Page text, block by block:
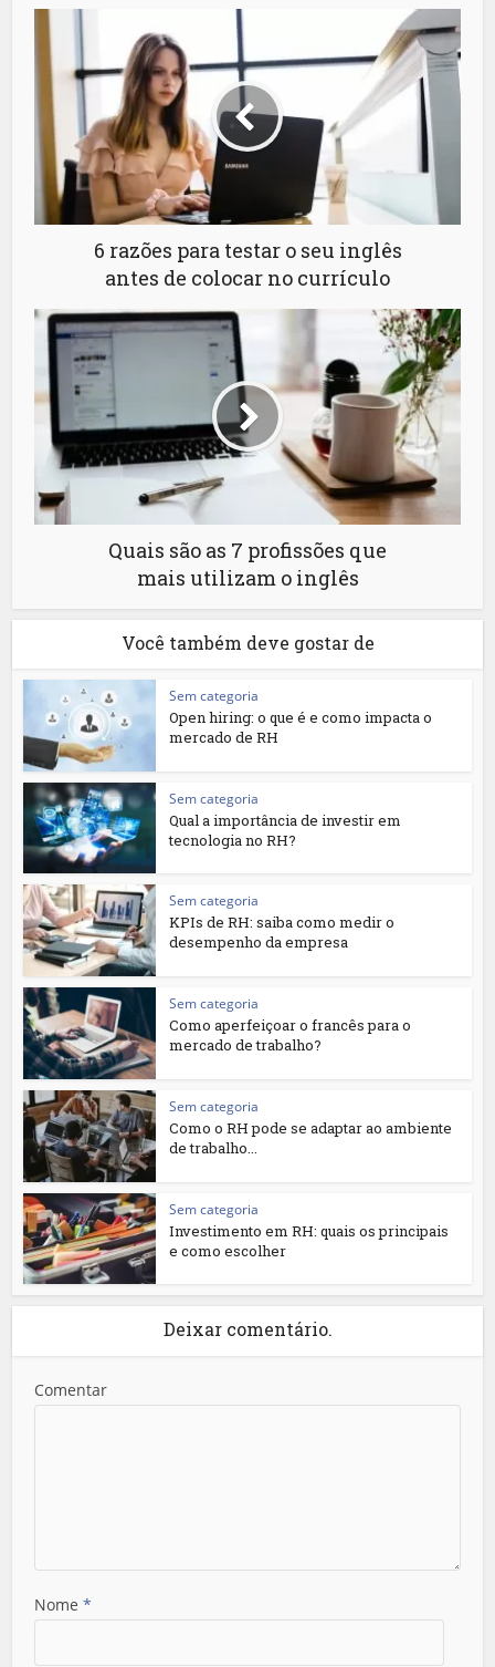
6 razões para testar o seu inglês
antes de colocar no currículo
Quais são as 7 profissões que
mais utilizam o inglês
Você também deve gostar de
Sem categoria
Open hiring: o que é e como impacta o
mercado de RH
Sem categoria
Qual a importância de investir em
tecnologia no RH?
Sem categoria
KPIs de RH: saiba como medir o
desempenho da empresa
Sem categoria
Como aperfeiçoar o francês para o
mercado de trabalho?
Sem categoria
Como o RH pode se adaptar ao ambiente
de trabalho...
Sem categoria
Investimento em RH: quais os principais
e como escolher
Deixar comentário.
Comentar
Nome*